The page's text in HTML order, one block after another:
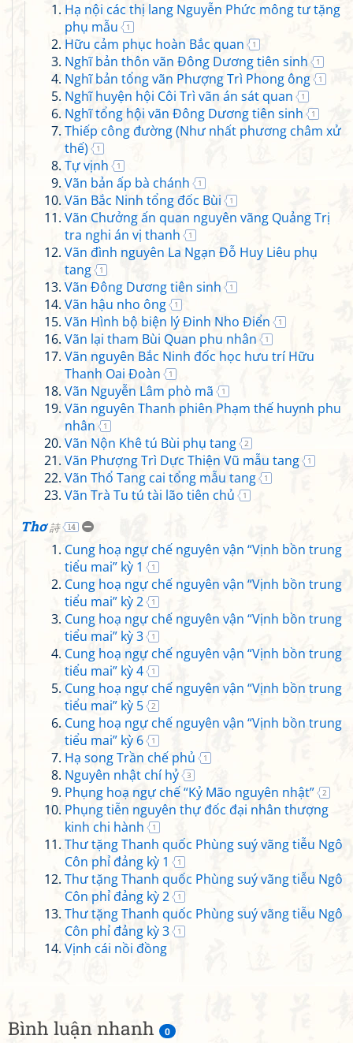
Bình luận nhanh 0
Hạ nội các thị lang Nguyễn Phức mông tư tặng
phụ mẫu
1
Hữu cảm phục hoàn Bắc quan 1
Nghĩ bản thôn vãn Đông Dương tiên sinh 1
Nghĩ bản tổng vãn Phượng Trì Phong ông 1
Nghĩ huyện hội Côi Trì vãn án sát quan 1
Nghĩ tổng hội vãn Đông Dương tiên sinh 1
Thiếp công đường (Như nhất phương châm xử
thế)
1
Tự vịnh 1
Vãn bản ấp bà chánh 1
Vãn Bắc Ninh tổng đốc Bùi 1
Vãn Chưởng ấn quan nguyên vãng Quảng Trị
tra nghi án vị thanh
1
Vãn đình nguyên La Ngạn Đỗ Huy Liêu phụ
tang
1
Vãn Đông Dương tiên sinh 1
Vãn hậu nho ông 1
Vãn Hình bộ biện lý Đinh Nho Điển 1
Vãn lại tham Bùi Quan phu nhân 1
Vãn nguyên Bắc Ninh đốc học hưu trí Hữu
Thanh Oai Đoàn
1
Vãn Nguyễn Lâm phò mã 1
Vãn nguyên Thanh phiên Phạm thế huynh phu
nhân
1
Vãn Nộn Khê tú Bùi phụ tang 2
Vãn Phượng Trì Dực Thiện Vũ mẫu tang 1
Vãn Thổ Tang cai tổng mẫu tang 1
Vãn Trà Tu tú tài lão tiên chủ 1
Thơ詩 14
Cung hoạ ngự chế nguyên vận “Vịnh bồn trung
tiểu mai” kỳ 1
1
Cung hoạ ngự chế nguyên vận “Vịnh bồn trung
tiểu mai” kỳ 2
1
Cung hoạ ngự chế nguyên vận “Vịnh bồn trung
tiểu mai” kỳ 3
1
Cung hoạ ngự chế nguyên vận “Vịnh bồn trung
tiểu mai” kỳ 4
1
Cung hoạ ngự chế nguyên vận “Vịnh bồn trung
tiểu mai” kỳ 5
2
Cung hoạ ngự chế nguyên vận “Vịnh bồn trung
tiểu mai” kỳ 6
1
Hạ song Trần chế phủ 1
Nguyên nhật chí hỷ 3
Phụng hoạ ngự chế “Kỷ Mão nguyên nhật” 2
Phụng tiễn nguyên thự đốc đại nhân thượng
kinh chi hành
1
Thư tặng Thanh quốc Phùng suý vãng tiễu Ngô
Côn phỉ đảng kỳ 1
1
Thư tặng Thanh quốc Phùng suý vãng tiễu Ngô
Côn phỉ đảng kỳ 2
1
Thư tặng Thanh quốc Phùng suý vãng tiễu Ngô
Côn phỉ đảng kỳ 3
1
Vịnh cái nồi đồng